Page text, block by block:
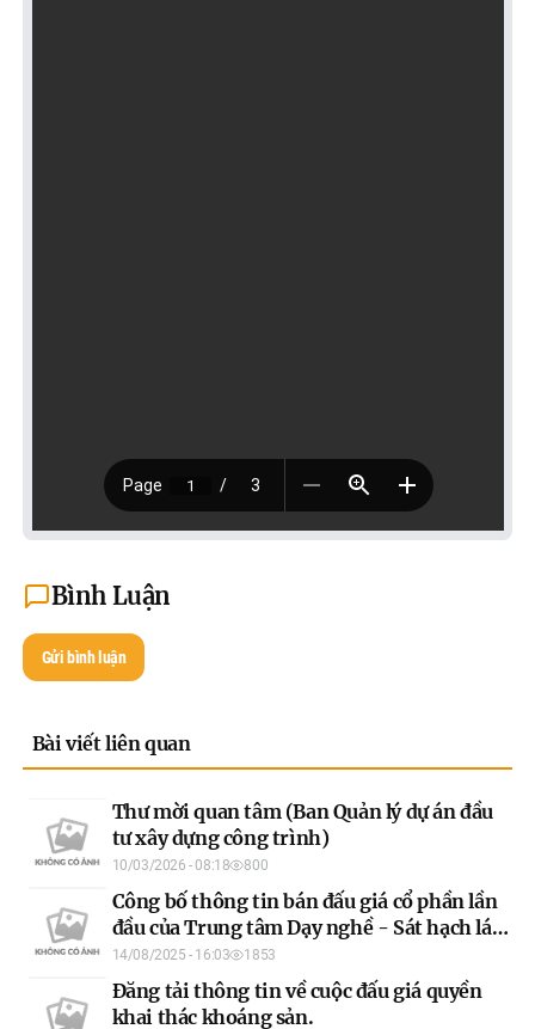
Bình Luận
Gửi bình luận
Bài viết liên quan
Thư mời quan tâm (Ban Quản lý dự án đầu
tư xây dựng công trình)
10/03/2026 - 08:18 800
Công bố thông tin bán đấu giá cổ phần lần
đầu của Trung tâm Dạy nghề - Sát hạch lái
xe
14/08/2025 - 16:03 1853
Đăng tải thông tin về cuộc đấu giá quyền
khai thác khoáng sản.